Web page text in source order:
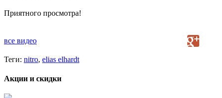
Приятного просмотра!
все видео
Теги: nitro, elias elhardt
Акции и скидки